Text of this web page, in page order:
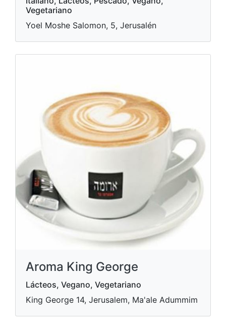
Vegetariano
Yoel Moshe Salomon, 5, Jerusalén
Aroma King George
Lácteos, Vegano, Vegetariano
King George 14, Jerusalem, Ma'ale Adummim